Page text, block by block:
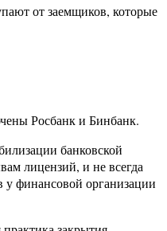
от заемщиков, которые
Росбанк и Бинбанк.
банковской
лицензий, и не всегда
у финансовой организации